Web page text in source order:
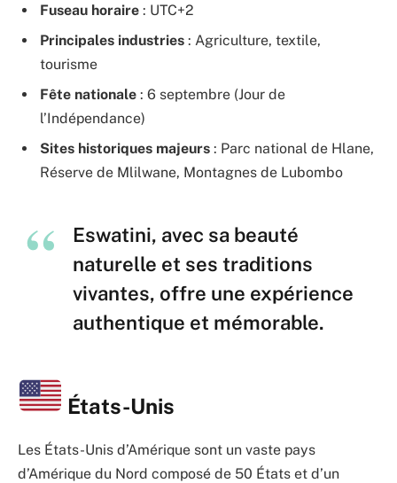
Fuseau horaire : UTC+2
Principales industries : Agriculture, textile,
tourisme
Fête nationale : 6 septembre (Jour de
l’Indépendance)
Sites historiques majeurs : Parc national de Hlane,
Réserve de Mlilwane, Montagnes de Lubombo
Eswatini, avec sa beauté
naturelle et ses traditions
vivantes, offre une expérience
authentique et mémorable.
États-Unis
Les États-Unis d’Amérique sont un vaste pays
d’Amérique du Nord composé de 50 États et d’un